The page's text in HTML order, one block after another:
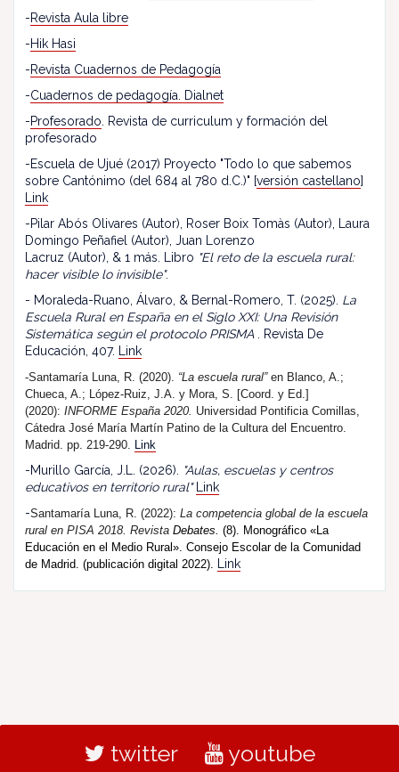
-Revista Aula libre
-Hik Hasi
-Revista Cuadernos de Pedagogía
-Cuadernos de pedagogía. Dialnet
-Profesorado . Revista de curriculum y formación del
profesorado
-Escuela de Ujué (2017) Proyecto "Todo lo que sabemos
sobre Cantónimo (del 684 al 780 d.C.)" [versión castellano]
Link
-Pilar Abós Olivares (Autor), Roser Boix Tomàs (Autor), Laura
Domingo Peñafiel (Autor), Juan Lorenzo
Lacruz (Autor), & 1 más. Libro "El reto de la escuela rural:
hacer visible lo invisible".
- Moraleda-Ruano, Álvaro, & Bernal-Romero, T. (2025). La
Escuela Rural en España en el Siglo XXI: Una Revisión
Sistemática según el protocolo PRISMA . Revista De
Educación, 407.
Link
-Santamaría Luna, R. (2020). “La escuela rural”en Blanco, A.;
Chueca, A.; López-Ruiz, J.A. y Mora, S. [Coord. y Ed.]
(2020): INFORME España 2020. Universidad Pontificia Comillas,
Cátedra José María Martín Patino de la Cultura del Encuentro.
Madrid. pp. 219-290. Link
-Murillo García, J.L. (2026).
"Aulas, escuelas y centros
educativos en territorio rural"
Link
-Santamaría Luna, R. (2022): La competencia global de la escuela
rural en PISA 2018. Revista Debates. (8). Monográfico «La
Educación en el Medio Rural». Consejo Escolar de la Comunidad
de Madrid. (publicación digital 2022).
Link
twitter youtube